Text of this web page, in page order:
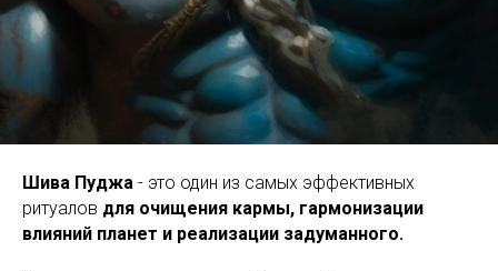
Шива Пуджа - это один из самых эффективных
ритуалов для очищения кармы, гармонизации
влияний планет и реализации задуманного.